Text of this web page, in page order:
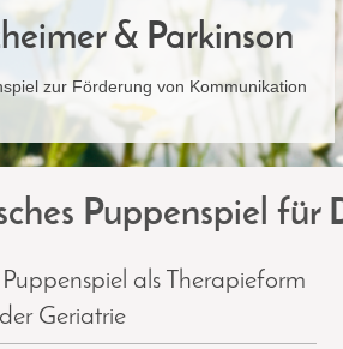
& Parkinson
zur Förderung von Kommunikation
Puppenspiel
als Therapieform
Geriatrie